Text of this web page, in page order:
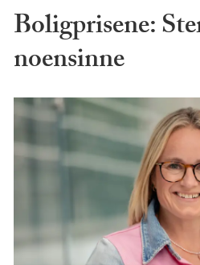
Boligprisene:
noensinne